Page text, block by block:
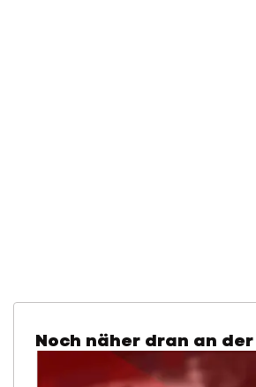
Noch näher dran an